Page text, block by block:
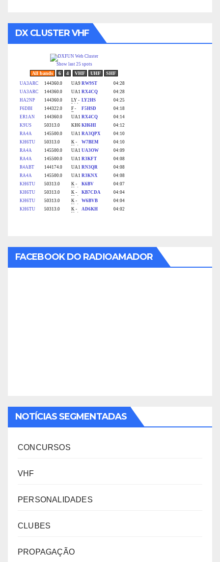
DX CLUSTER VHF
FACEBOOK DO RADIOAMADOR
NOTÍCIAS SEGMENTADAS
CONCURSOS
VHF
PERSONALIDADES
CLUBES
PROPAGAÇÃO